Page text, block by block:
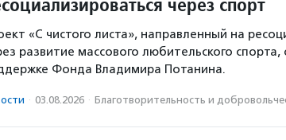
«С чистого листа», направленный на
развитие массового любительского спорта,
Фонда Владимира Потанина.
· 03.08.2026 · Благотвори­тель­ность и